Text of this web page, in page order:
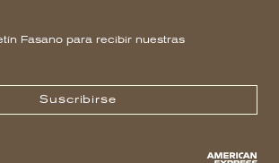
Fasano para recibir nuestras
Suscribirse